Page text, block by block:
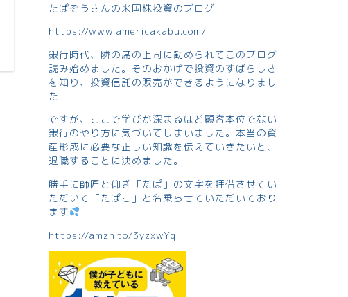
たぱぞうさんの米国株投資のブログ
https://www.americakabu.com/
銀行時代、隣の席の上司に勧められてこのブログ
読み始めました。そのおかげで投資のすばらしさ
を知り、投資信託の販売ができるようになりまし
た。
ですが、ここで学びが深まるほど顧客本位でない
銀行のやり方に気づいてしまいました。本当の資
産形成に必要な正しい知識を伝えていきたいと、
退職することに決めました。
勝手に師匠と仰ぎ「たぱ」の文字を拝借させてい
ただいて「たぱこ」と名乗らせていただいており
ます
https://amzn.to/3yzxwYq